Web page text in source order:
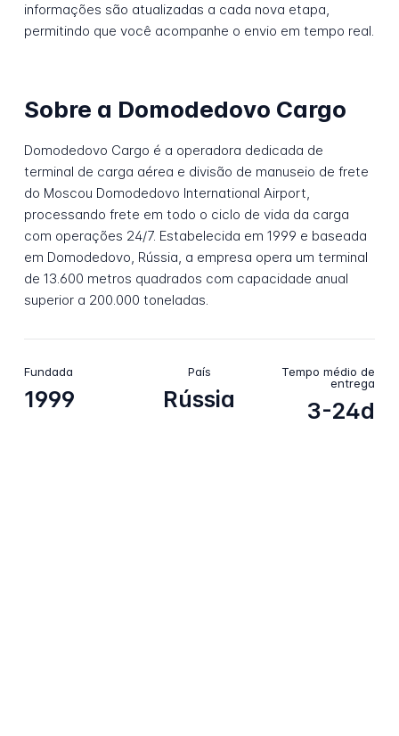
informações são atualizadas a cada nova etapa,
permitindo que você acompanhe o envio em tempo real.
Sobre a Domodedovo Cargo
Domodedovo Cargo é a operadora dedicada de
terminal de carga aérea e divisão de manuseio de frete
do Moscou Domodedovo International Airport,
processando frete em todo o ciclo de vida da carga
com operações 24/7. Estabelecida em 1999 e baseada
em Domodedovo, Rússia, a empresa opera um terminal
de 13.600 metros quadrados com capacidade anual
superior a 200.000 toneladas.
Fundada
1999
País
Rússia
Tempo médio de
entrega
3-24d